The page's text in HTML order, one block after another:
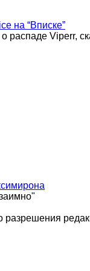
на “Вписке”
о распаде